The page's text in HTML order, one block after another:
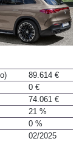
89.614 €
0 €
74.061 €
21 %
0 %